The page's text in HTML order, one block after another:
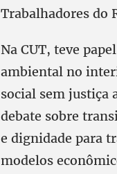
Trabalhadores do
Na CUT, teve
ambiental no
social sem justiça
debate sobre
e dignidade para
modelos